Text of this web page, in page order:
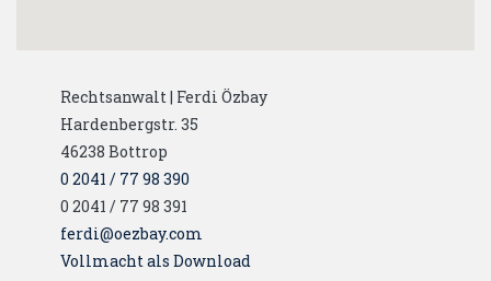
Rechtsanwalt | Ferdi Özbay
Hardenbergstr. 35
46238 Bottrop
0 2041 / 77 98 390
0 2041 / 77 98 391
ferdi@oezbay.com
Vollmacht als Download